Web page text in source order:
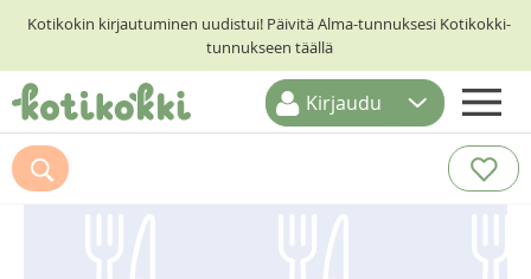
Kotikokin kirjautuminen uudistui! Päivitä Alma-tunnuksesi Kotikokki-
tunnukseen täällä
ETUSIVU
RESEPTIHAKU
Kirjaudu
Suosittelemme myös